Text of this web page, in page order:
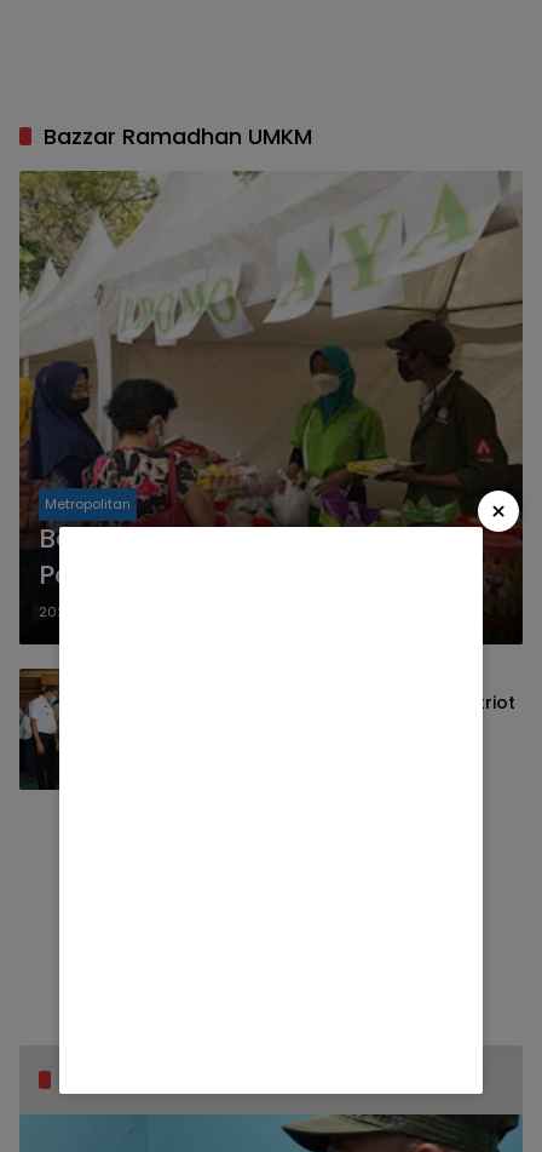
Bazzar Ramadhan UMKM
Metropolitan
Bazaar Ramadhan dan Operasi
Pasar Murah Medansatria
2022-04-19
Bazaar Ramadhan UMKM di Balai Patriot
×